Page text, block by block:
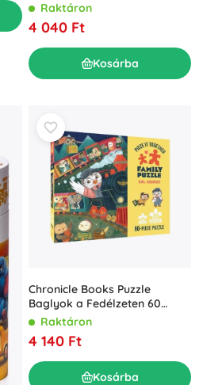
Raktáron
4 040 Ft
Kosárba
Chronicle Books Puzzle
Baglyok a Fedélzeten 60
darabos
Raktáron
4 140 Ft
Kosárba